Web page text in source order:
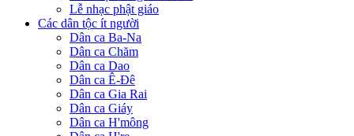
Lễ nhạc phật giáo
Các dân tộc ít người
Dân ca Ba-Na
Dân ca Chăm
Dân ca Dao
Dân ca Ê-Đê
Dân ca Gia Rai
Dân ca Giáy
Dân ca H'mông